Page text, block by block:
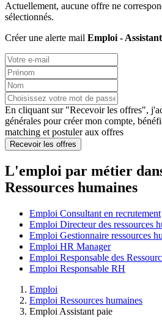
Actuellement, aucune offre ne
sélectionnés.
Créer une alerte mail Emploi -
En cliquant sur "Recevoir les offres",
générales pour créer mon compte,
matching et postuler aux offres
Recevoir les offres
L'emploi par métier
Ressources humaines
Emploi Consultant en recrutement
Emploi Directeur des ressources
Emploi Gestionnaire ressources
Emploi HR Manager
Emploi Responsable des
Emploi Responsable RH
Emploi
Emploi Ressources humaines
Emploi Assistant paie